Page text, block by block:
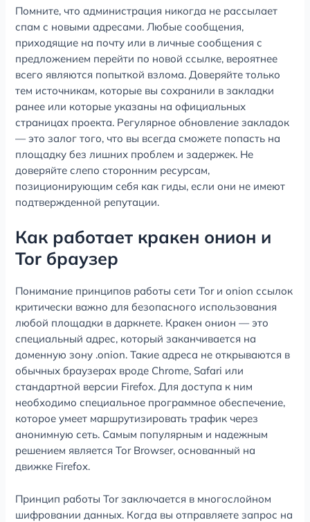
Помните, что администрация никогда не рассылает
спам с новыми адресами. Любые сообщения,
приходящие на почту или в личные сообщения с
предложением перейти по новой ссылке, вероятнее
всего являются попыткой взлома. Доверяйте только
тем источникам, которые вы сохранили в закладки
ранее или которые указаны на официальных
страницах проекта. Регулярное обновление закладок
— это залог того, что вы всегда сможете попасть на
площадку без лишних проблем и задержек. Не
доверяйте слепо сторонним ресурсам,
позиционирующим себя как гиды, если они не имеют
подтвержденной репутации.
Как работает кракен онион и
Tor браузер
Понимание принципов работы сети Tor и onion ссылок
критически важно для безопасного использования
любой площадки в даркнете. Кракен онион — это
специальный адрес, который заканчивается на
доменную зону .onion. Такие адреса не открываются в
обычных браузерах вроде Chrome, Safari или
стандартной версии Firefox. Для доступа к ним
необходимо специальное программное обеспечение,
которое умеет маршрутизировать трафик через
анонимную сеть. Самым популярным и надежным
решением является Tor Browser, основанный на
движке Firefox.
Принцип работы Tor заключается в многослойном
шифровании данных. Когда вы отправляете запрос на